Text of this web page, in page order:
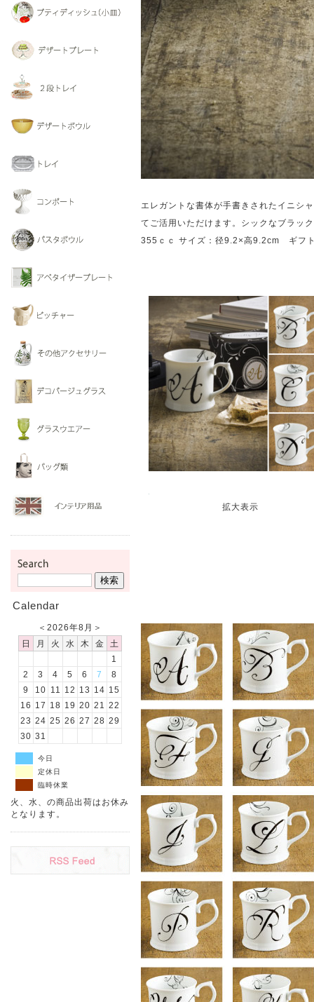
Calendar
＜ 2026年8月 ＞
日
月 火 水 木 金
土
1
2
3 4 5 6 7
8
9
10 11 12 13 14 15
16
17 18 19 20 21
22
23 24 25 26 27 28 29
30 31
今日
定休日
臨時休業
火、水、の商品出荷はお休み
となります。
エレガントな書体が手書きされたイニシ
てご活用いただけます。シックなブラッ
355ｃｃ サイズ：径9.2×高9.2cm ギフ
拡大表示